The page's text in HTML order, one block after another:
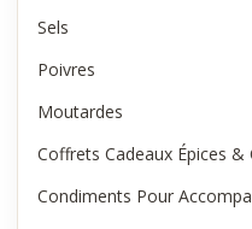
Sels
Poivres
Moutardes
Coffrets Cadeaux Épices &
Condiments Pour